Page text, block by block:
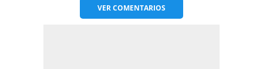
VERCOMENTARIOS